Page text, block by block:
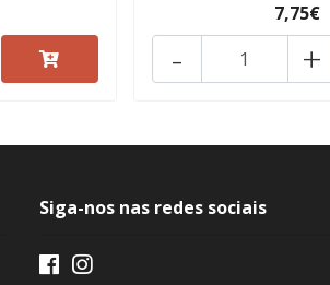
7,75€
+
-
Siga-nos nas redes sociais